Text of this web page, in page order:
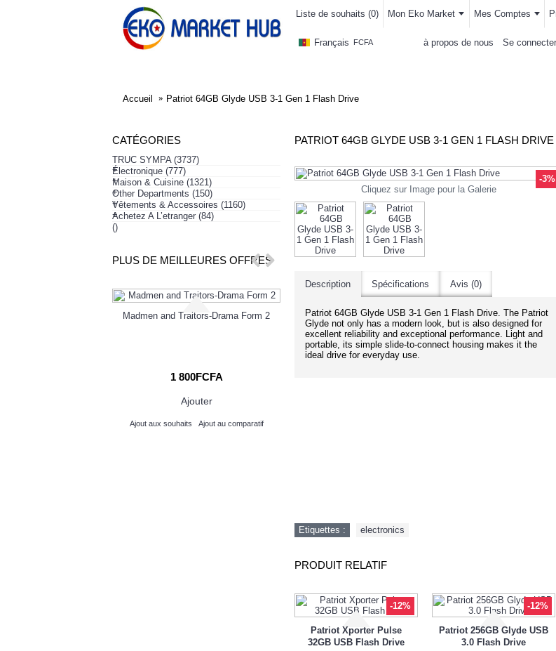
Liste de souhaits (0) Mon Eko Market Mes Comptes
Français FCFA à propos de nous Se connecter
Accueil Patriot 64GB Glyde USB 3-1 Gen 1 Flash Drive
CATÉGORIES
TRUC SYMPA (3737)
+
Électronique (777)
+
Maison & Cuisine (1321)
+
Other Departments (150)
+
Vêtements & Accessoires (1160)
+
Achetez A L’etranger (84)
()
PLUS DE MEILLEURES OFFRES
Madmen and Traitors-Drama Form 2
1 800FCFA
Ajouter
Ajout aux souhaits Ajout au comparatif
Berceau pour chambre de bebe
Out Of Stock
ercefuryl
PATRIOT 64GB GLYDE USB 3-1 GEN 1 FLASH DRIVE
-3%
Cliquez sur Image pour la Galerie
Description Spécifications Avis (0)
Patriot 64GB Glyde USB 3-1 Gen 1 Flash Drive. The Patriot
Glyde not only has a modern look, but is also designed for
excellent reliability and exceptional performance. Light and
portable, its simple slide-to-connect housing makes it the
ideal drive for everyday use.
Etiquettes : electronics
PRODUIT RELATIF
-12%
Patriot Xporter Pulse
32GB USB Flash Drive
-12%
Patriot 256GB Glyde USB
3.0 Flash Drive